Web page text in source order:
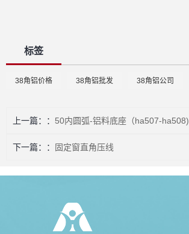
标签
38角铝价格 38角铝批发 38角铝公司
上一篇： 50内圆弧-铝料底座（ha507-ha508)
下一篇： 固定窗直角压线